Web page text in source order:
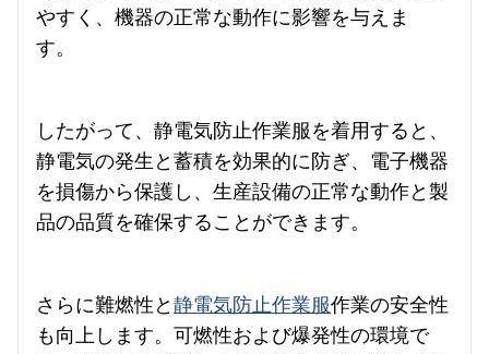
やすく、機器の正常な動作に影響を与えま
す。
したがって、静電気防止作業服を着用すると、
静電気の発生と蓄積を効果的に防ぎ、電子機器
を損傷から保護し、生産設備の正常な動作と製
品の品質を確保することができます。
さらに難燃性と 静電気防止作業服作業の安全性
も向上します。可燃性および爆発性の環境で